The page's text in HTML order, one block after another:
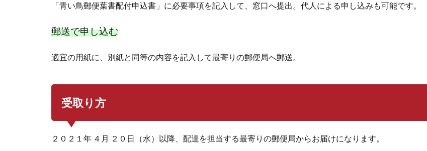
「青い鳥郵便葉書配付申込書」に必要事項を記入して、窓口へ提出。代人による申し込みも可能です。
郵送で申し込む
適宜の用紙に、別紙と同等の内容を記入して最寄りの郵便局へ郵送。
受取り方
２０２１年 ４月 ２０日（水）以降、配達を担当する最寄りの郵便局からお届けになります。